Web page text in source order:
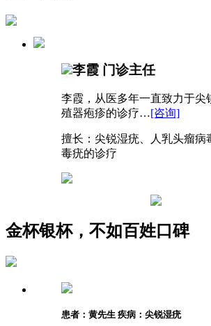
李霞 门诊主任
李霞，从医多年一直致力于尖
殖器疱疹的诊疗…[咨询]
擅长：尖锐湿疣、人乳头瘤病
毒疣的诊疗
金杯银杯，不如百姓口碑
患者：黄先生 疾病：尖锐湿疣